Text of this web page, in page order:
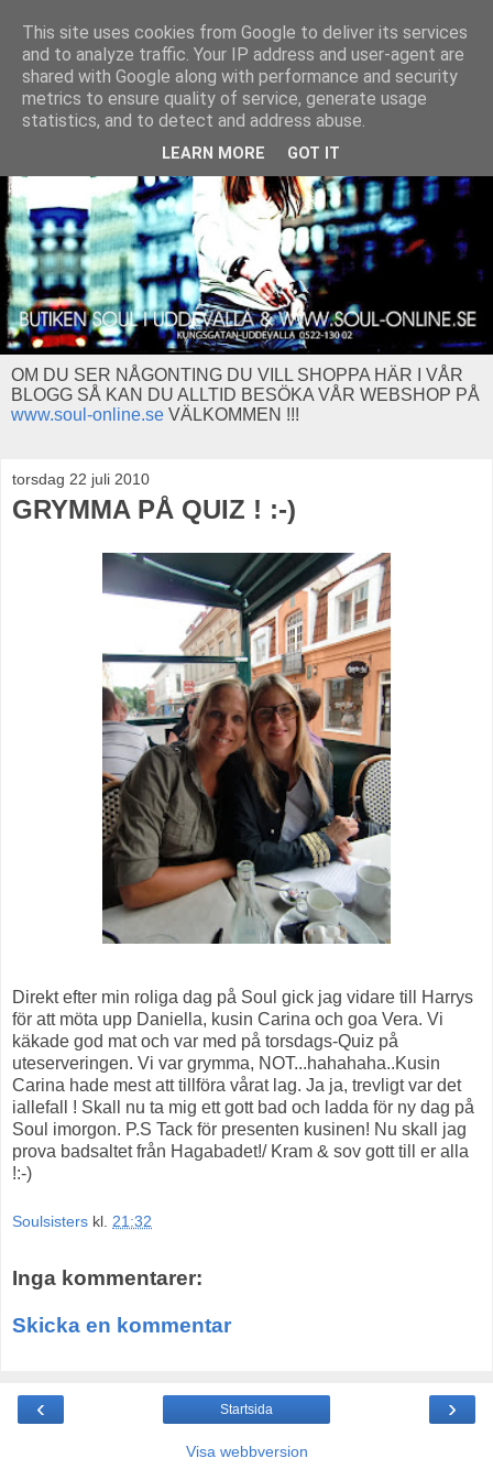
OM DU SER NÅGONTING DU VILL SHOPPA HÄR I VÅR
BLOGG SÅ KAN DU ALLTID BESÖKA VÅR WEBSHOP PÅ
www.soul-online.se VÄLKOMMEN !!!
torsdag 22 juli 2010
GRYMMA PÅ QUIZ ! :-)
Direkt efter min roliga dag på Soul gick jag vidare till Harrys
för att möta upp Daniella, kusin Carina och goa Vera. Vi
käkade god mat och var med på torsdags-Quiz på
uteserveringen. Vi var grymma, NOT...hahahaha..Kusin
Carina hade mest att tillföra vårat lag. Ja ja, trevligt var det
iallefall ! Skall nu ta mig ett gott bad och ladda för ny dag på
Soul imorgon. P.S Tack för presenten kusinen! Nu skall jag
prova badsaltet från Hagabadet!/ Kram & sov gott till er alla
!:-)
Soulsisters kl. 21:32
Inga kommentarer:
Skicka en kommentar
‹ ›
Startsida
Visa webbversion
This site uses cookies from Google to deliver its services
and to analyze traffic. Your IP address and user-agent are
shared with Google along with performance and security
metrics to ensure quality of service, generate usage
statistics, and to detect and address abuse.
LEARN MORE GOT IT